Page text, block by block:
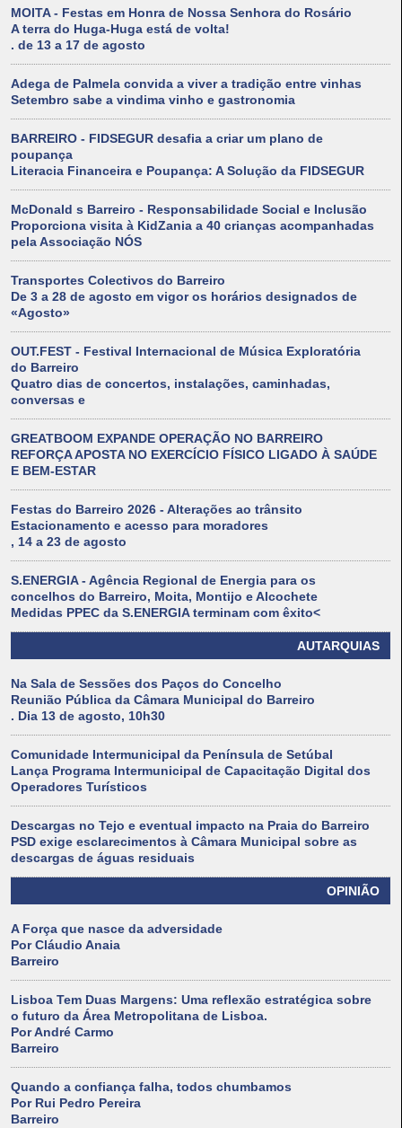
MOITA - Festas em Honra de Nossa Senhora do Rosário
A terra do Huga-Huga está de volta!
. de 13 a 17 de agosto
Adega de Palmela convida a viver a tradição entre vinhas
Setembro sabe a vindima vinho e gastronomia
BARREIRO - FIDSEGUR desafia a criar um plano de
poupança
Literacia Financeira e Poupança: A Solução da FIDSEGUR
McDonald s Barreiro - Responsabilidade Social e Inclusão
Proporciona visita à KidZania a 40 crianças acompanhadas
pela Associação NÓS
Transportes Colectivos do Barreiro
De 3 a 28 de agosto em vigor os horários designados de
«Agosto»
OUT.FEST - Festival Internacional de Música Exploratória
do Barreiro
Quatro dias de concertos, instalações, caminhadas,
conversas e
GREATBOOM EXPANDE OPERAÇÃO NO BARREIRO
REFORÇA APOSTA NO EXERCÍCIO FÍSICO LIGADO À SAÚDE
E BEM-ESTAR
Festas do Barreiro 2026 - Alterações ao trânsito
Estacionamento e acesso para moradores
, 14 a 23 de agosto
S.ENERGIA - Agência Regional de Energia para os
concelhos do Barreiro, Moita, Montijo e Alcochete
Medidas PPEC da S.ENERGIA terminam com êxito<
AUTARQUIAS
Na Sala de Sessões dos Paços do Concelho
Reunião Pública da Câmara Municipal do Barreiro
. Dia 13 de agosto, 10h30
Comunidade Intermunicipal da Península de Setúbal
Lança Programa Intermunicipal de Capacitação Digital dos
Operadores Turísticos
Descargas no Tejo e eventual impacto na Praia do Barreiro
PSD exige esclarecimentos à Câmara Municipal sobre as
descargas de águas residuais
OPINIÃO
A Força que nasce da adversidade
Por Cláudio Anaia
Barreiro
Lisboa Tem Duas Margens: Uma reflexão estratégica sobre
o futuro da Área Metropolitana de Lisboa.
Por André Carmo
Barreiro
Quando a confiança falha, todos chumbamos
Por Rui Pedro Pereira
Barreiro